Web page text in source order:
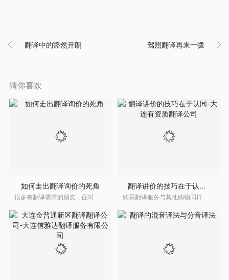
 翻译中的豁然开朗 驾照翻译再来一拨 
猜你喜欢
如何走出翻译询价的死角
很多有翻译需求的朋友，面对经常合作的翻译公司的报价时，没能走出翻译询价的死角，结果造成非常被动，不但没有拿到更低的价格，反而因为自己的操作，失去了长期合作建立起来的信任，失去了特权而不自知。 从翻译公司的角度来看，新老客户通常都是微信向翻译公司询价，然后付款成交。但是，因为目前的翻译价格内卷到极
翻译讲价的技巧在于认同-大连有资质翻译公司
购买翻译服务与其他购物同样，都有一个环节绕不开 ，那就是讲价，但是讲价也是有技巧的，有的人就可以低价成交，有的人会被整条街排斥。比如，在翻译日本出生证明过程中，标准的文件包括出生届，出生证明书，与海牙认证。这三份资料表现形式不一，有的单独列出一个张纸张叫出生届记载事项证明。但无论如何，大连翻译公